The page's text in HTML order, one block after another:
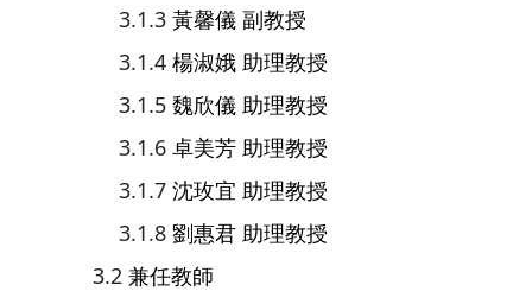
黃馨儀 副教授
楊淑娥 助理教授
魏欣儀 助理教授
卓美芳 助理教授
沈玫宜 助理教授
劉惠君 助理教授
兼任教師